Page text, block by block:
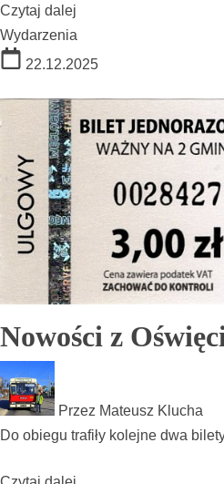
Czytaj dalej
Wydarzenia
22.12.2025
Nowości z
Przez Mateusz Klucha
Do obiegu trafiły kolejne dwa